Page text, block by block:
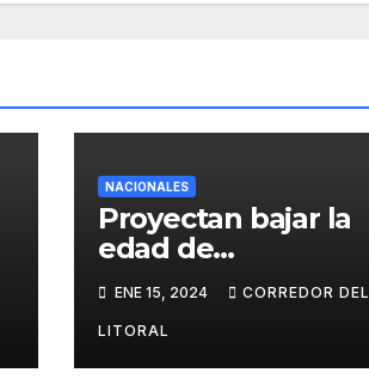
NACIONALES
Proyectan bajar la
edad de
imputabilidad a 14
años para todo tipo
de delitos
ENE 15, 2024 CORREDOR DEL
LITORAL